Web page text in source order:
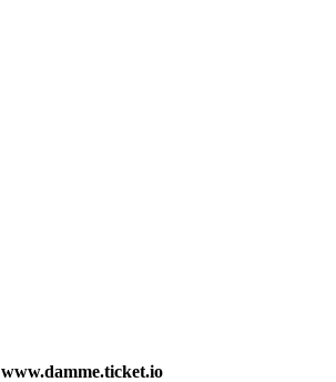
www.damme.ticket.io